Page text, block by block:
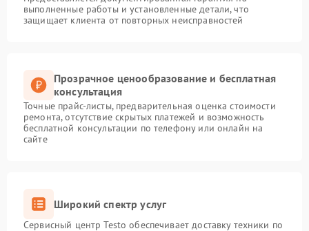
выполненные работы и установленные детали, что
защищает клиента от повторных неисправностей
Прозрачное ценообразование и бесплатная
консультация
Точные прайс-листы, предварительная оценка стоимости
ремонта, отсутствие скрытых платежей и возможность
бесплатной консультации по телефону или онлайн на
сайте
Широкий спектр услуг
Сервисный центр Testo обеспечивает доставку техники по